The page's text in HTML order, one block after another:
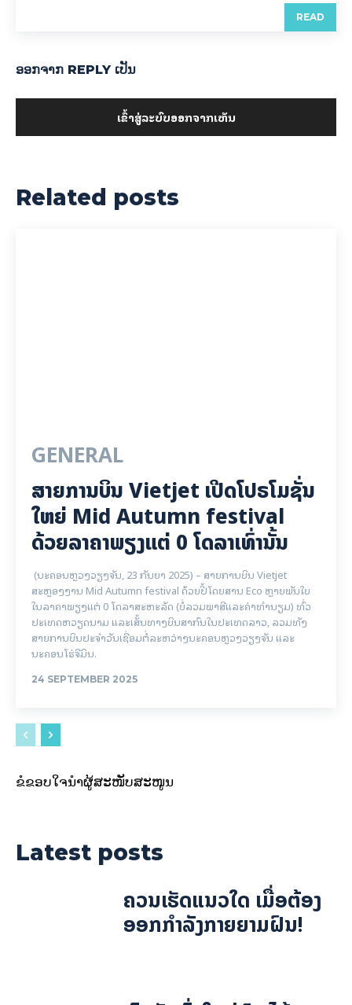
READ
ອອກ​ຈາກ REPLY ເປັນ
ເຂົ້າ​ສູ່​ລະ​ບົບ​ອອກ​ຈາກ​ເຫັນ
Related posts
GENERAL
ສາຍການບິນ Vietjet ເປີດໂປຣໂມຊັ່ນ
ໃຫຍ່ Mid Autumn festival
ດ້ວຍລາຄາພຽງແຕ່ 0 ໂດລາເທົ່ານັ້ນ
(ນະຄອນຫຼວງວຽງຈັນ, 23 ກັນຍາ 2025) – ສາຍການບິນ Vietjet
ສະຫຼອງງານ Mid Autumn festival ດ້ວຍປີ້ໂດຍສານ Eco ຫຼາຍພັນໃບ
ໃນລາຄາພຽງແຕ່ 0 ໂດລາສະຫະລັດ (ບໍ່ລວມພາສີແລະຄ່າທໍານຽມ) ທົ່ວ
ປະເທດຫວຽດນາມ ແລະເສັ້ນທາງບິນສາກົນໃນປະເທດລາວ, ລວມທັງ
ສາຍການບິນປະຈໍາວັນເຊື່ອມຕໍ່ລະຫວ່າງນະຄອນຫຼວງວຽງຈັນ ແລະ
ນະຄອນໂຮ່ຈີມິນ.
24 SEPTEMBER 2025
ຂໍຂອບໃຈນຳຜູ້ສະໜັບສະໜູນ
Latest posts
ຄວນເຮັດແນວໃດ ເມື່ອຕ້ອງ
ອອກກຳລັງກາຍຍາມຝົນ!